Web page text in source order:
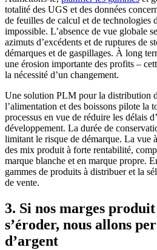
totalité des UGS et des données
de feuilles de calcul et de technologies
impossible. L’absence de vue globale
azimuts d’excédents et de ruptures de
démarques et de gaspillages. À long
une érosion importante des profits –
la nécessité d’un changement.
Une solution PLM pour la distribution
l’alimentation et des boissons pilote la
processus en vue de réduire les délais
développement. La durée de
limitant le risque de démarque. La vue
des mix produit à forte rentabilité,
marque blanche et en marque propre.
gammes de produits à distribuer et la
de vente.
3. Si nos marges
s’éroder, nous allons
d’argent